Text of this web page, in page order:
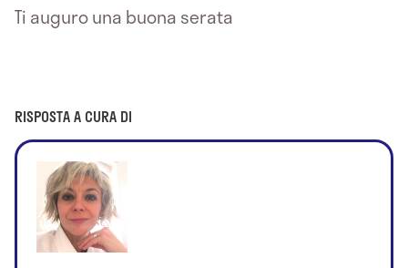
Ti auguro una buona serata
RISPOSTA A CURA DI